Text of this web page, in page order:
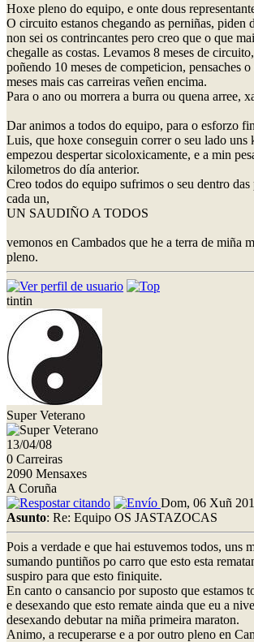
Hoxe pleno do equipo, e onte dous
O circuito estanos chegando as perniñas, piden
non sei os contrincantes pero creo que o que
chegalle as costas. Levamos 8 meses de
poñendo 10 meses de competicion, pensaches
meses mais cas carreiras veñen encima.
Para o ano ou morrera a burra ou quena arree,
Dar animos a todos do equipo, para o esforzo
Luis, que hoxe conseguin correr o seu lado uns
empezou despertar sicoloxicamente, e a min
kilometros do día anterior.
Creo todos do equipo sufrimos o seu dentro
cada un,
UN SAUDIÑO A TODOS
vemonos en Cambados que he a terra de miña
pleno.
tintin
Super Veterano
13/04/08
0 Carreiras
2090 Mensaxes
A Coruña
Dom, 06 Xuñ
Asunto: Re: Equipo OS JASTAZOCAS
Pois a verdade e que hai estuvemos todos, uns
sumando puntiños po carro que esto esta
suspiro para que esto finiquite.
En canto o cansancio por suposto que estamos
e desexando que esto remate ainda que eu a
desexando debutar na miña primeira maraton.
Animo, a recuperarse e a por outro pleno en